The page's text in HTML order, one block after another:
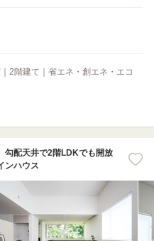
2階建て｜省エネ・創エネ・エコ
勾配天井で2階LDKでも開放
ンハウス